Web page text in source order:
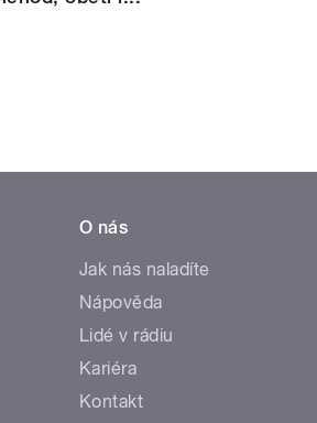
O nás
Jak nás naladíte
Nápověda
Lidé v rádiu
Kariéra
Kontakt